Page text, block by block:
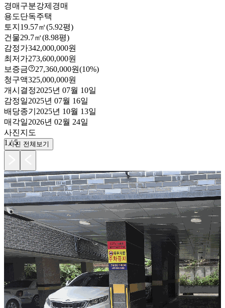
경매구분강제경매
용도단독주택
토지 19.57㎡(5.92평)
건물29.7㎡(8.98평)
감정가342,000,000원
최저가273,600,000원
보증금
27,360,000원(10%)
청구액325,000,000원
개시결정2025년 07월 10일
감정일2025년 07월 16일
배당종기 2025년 10월 13일
매각일2026년 02월 24일
사진지도
1 /5
사진 전체보기